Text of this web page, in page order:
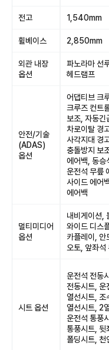
전고 1,540mm
휠베이스 2,850mm
외관 내장
옵션
파노라마 선
헤드램프
안전/기술
(ADAS)
옵션
어댑티브 크
크루즈 컨트
보조, 자동긴
차로이탈 경
사각지대 경
충돌방지 보
에어백, 동승
운전석 무릎
사이드 에어
에어백
멀티미디어
옵션
내비게이션,
와이드 디스
카플레이, 안
오토, 앞좌석
시트 옵션
운전석 전동
전동시트, 운
열선시트, 조
열선시트, 2
운전석 통풍
통풍시트, 뒷
폴딩시트, 천